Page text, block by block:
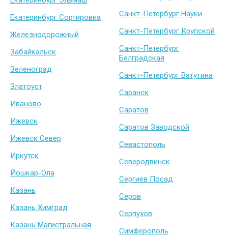
Екатеринбург Сортировка
Железнодорожный
Забайкальск
Зеленоград
Златоуст
Иваново
Ижевск
Ижевск Север
Иркутск
Йошкар-Ола
Казань
Казань Химград
Казань Магистральная
Санкт-Петербург Науки
Санкт-Петербург Крупской
Санкт-Петербург
Белградская
Санкт-Петербург Ватутина
Саранск
Саратов
Саратов Заводской
Севастополь
Северодвинск
Сергиев Посад
Серов
Серпухов
Симферополь